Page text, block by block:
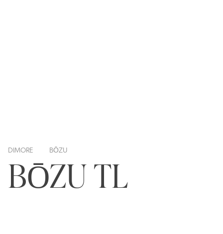
DIMORE BŌZU
BŌZU TL